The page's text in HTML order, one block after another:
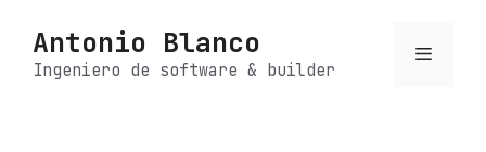
contenido
Antonio Blanco
Ingeniero de software & builder
Menú